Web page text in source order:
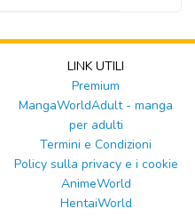
LINK UTILI
Premium
MangaWorldAdult - manga
per adulti
Termini e Condizioni
Policy sulla privacy e i cookie
AnimeWorld
HentaiWorld